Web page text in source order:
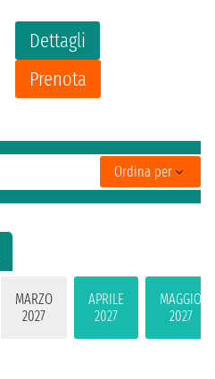
MARZO
2027
APRILE
2027
MAGGIO
2027
Dettagli
Prenota
Ordina per